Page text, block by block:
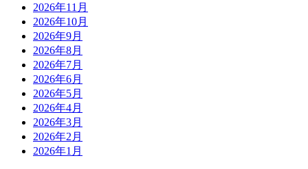
2026年11月
2026年10月
2026年9月
2026年8月
2026年7月
2026年6月
2026年5月
2026年4月
2026年3月
2026年2月
2026年1月